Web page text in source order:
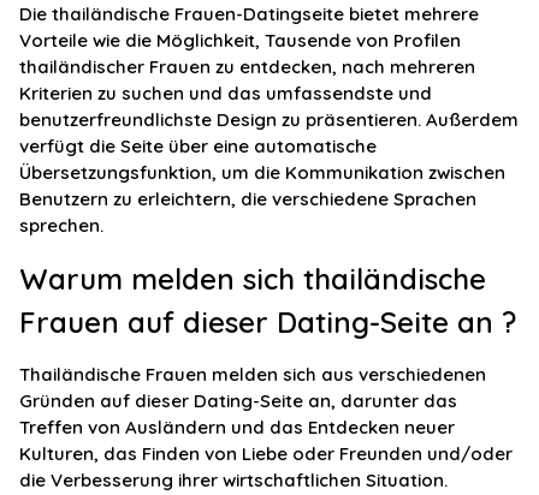
Die thailändische Frauen-Datingseite bietet mehrere
Vorteile wie die Möglichkeit, Tausende von Profilen
thailändischer Frauen zu entdecken, nach mehreren
Kriterien zu suchen und das umfassendste und
benutzerfreundlichste Design zu präsentieren. Außerdem
verfügt die Seite über eine automatische
Übersetzungsfunktion, um die Kommunikation zwischen
Benutzern zu erleichtern, die verschiedene Sprachen
sprechen.
Warum melden sich thailändische
Frauen auf dieser Dating-Seite an ?
Thailändische Frauen melden sich aus verschiedenen
Gründen auf dieser Dating-Seite an, darunter das
Treffen von Ausländern und das Entdecken neuer
Kulturen, das Finden von Liebe oder Freunden und/oder
die Verbesserung ihrer wirtschaftlichen Situation.